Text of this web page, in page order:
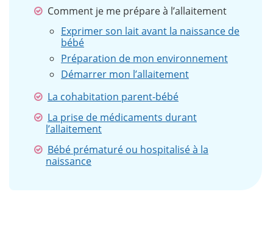
Comment je me prépare à l’allaitement
Exprimer son lait avant la naissance de
bébé
Préparation de mon environnement
Démarrer mon l’allaitement
La cohabitation parent-bébé
La prise de médicaments durant
l’allaitement
Bébé prématuré ou hospitalisé à la
naissance